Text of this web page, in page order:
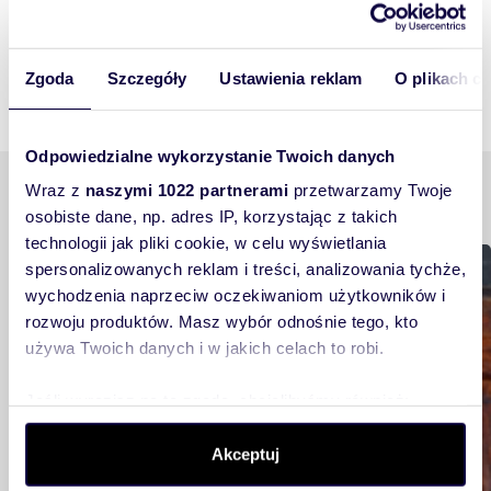
Zgoda Szczegóły Ustawienia reklam O plikach
Odpowiedzialne wykorzystanie Twoich danych
Wraz z naszymi 1022 partnerami przetwarzamy Twoje
osobiste dane, np. adres IP, korzystając z takich
technologii jak pliki cookie, w celu wyświetlania
spersonalizowanych reklam i treści, analizowania tychże,
wychodzenia naprzeciw oczekiwaniom użytkowników i
rozwoju produktów. Masz wybór odnośnie tego, kto
używa Twoich danych i w jakich celach to robi.
Gromadzić dane dotyczące Twojej lokalizacji
geograficznej z dokładnością nawet do kilku metrów
Identyfikować Twoje urządzenie, aktywnie analizując
Akceptuj
Podobne tematy
Buduję, remontuję, urządzam